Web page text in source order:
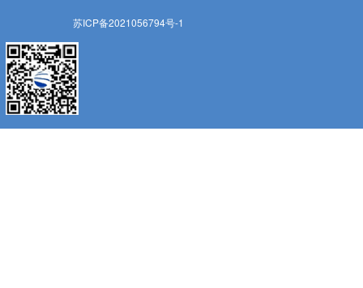
苏ICP备2021056794号-1